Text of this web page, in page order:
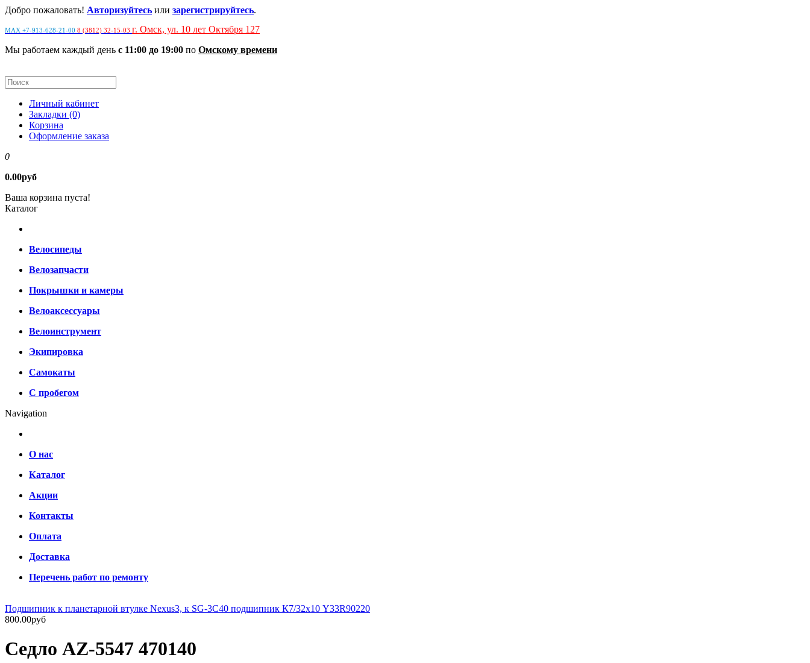
Добро пожаловать! Авторизуйтесь или зарегистрируйтесь.
MAX +7-913-628-21-00 8 (3812) 32-15-03 г. Омск, ул. 10 лет Октября 127
Мы работаем каждый день с 11:00 до 19:00 по Омскому времени
Личный кабинет
Закладки (0)
Корзина
Оформление заказа
0
0.00руб
Ваша корзина пуста!
Каталог
Велосипеды
Велозапчасти
Покрышки и камеры
Велоаксессуары
Велоинструмент
Экипировка
Самокаты
С пробегом
Navigation
О нас
Каталог
Акции
Контакты
Оплата
Доставка
Перечень работ по ремонту
Подшипник к планетарной втулке Nexus3, к SG-3C40 подшипник К7/32х10 Y33R90220
800.00руб
Седло AZ-5547 470140